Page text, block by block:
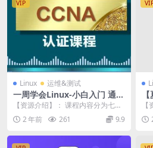
VIP
Linux 运维&测试
一周学会Linux-小白入门 通俗
易懂
【资源介绍】： 课程内容分为七部
分，涵盖Linux方方面面。 既让初学
者快速掌握...
2 年前 261 9.9
x
习
到